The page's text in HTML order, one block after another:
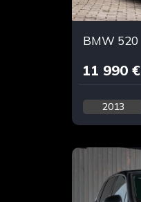
BMW 520
11 990 €
2013